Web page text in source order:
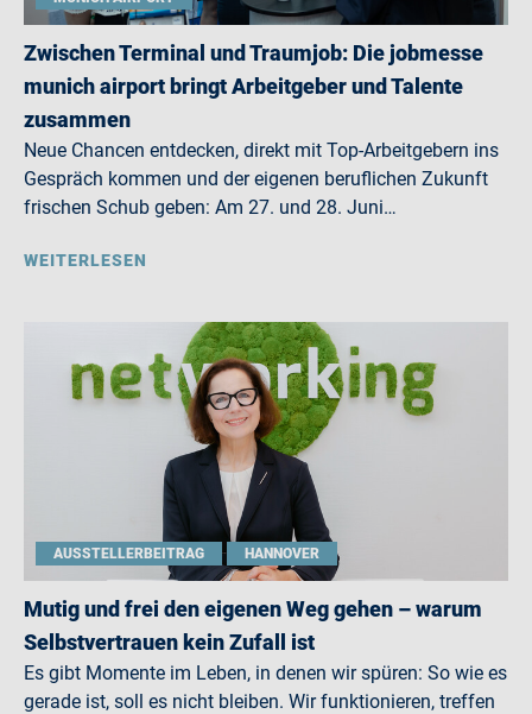
Zwischen Terminal und Traumjob: Die jobmesse
munich airport bringt Arbeitgeber und Talente
zusammen
Neue Chancen entdecken, direkt mit Top-Arbeitgebern ins
Gespräch kommen und der eigenen beruflichen Zukunft
frischen Schub geben: Am 27. und 28. Juni…
WEITERLESEN
AUSSTELLERBEITRAG HANNOVER
Mutig und frei den eigenen Weg gehen – warum
Selbstvertrauen kein Zufall ist
Es gibt Momente im Leben, in denen wir spüren: So wie es
gerade ist, soll es nicht bleiben. Wir funktionieren, treffen